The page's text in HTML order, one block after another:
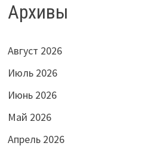
Архивы
Август 2026
Июль 2026
Июнь 2026
Май 2026
Апрель 2026